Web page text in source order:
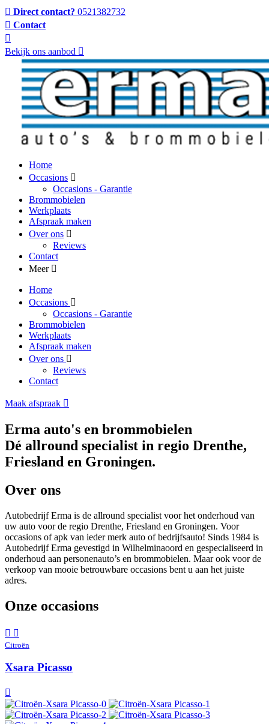
Direct contact? 0521382732
Contact
Bekijk ons aanbod
Home
Occasions
Occasions - Garantie
Brommobielen
Werkplaats
Afspraak maken
Over ons
Reviews
Contact
Meer
Home
Occasions
Occasions - Garantie
Brommobielen
Werkplaats
Afspraak maken
Over ons
Reviews
Contact
Maak afspraak
Erma auto's en brommobielen
Dé allround specialist in regio Drenthe,
Friesland en Groningen.
Over ons
Autobedrijf Erma is de allround specialist voor het onderhoud van
uw auto voor de regio Drenthe, Friesland en Groningen. Voor
occasions of apk van ieder merk auto of bedrijfsauto! Sinds 1984 is
Autobedrijf Erma gevestigd in Wilhelminaoord en gespecialiseerd in
onderhoud aan personenauto’s en brommobielen. Maar ook voor de
verkoop van mooie betrouwbare occasions bent u aan het juiste
adres.
Onze occasions
Citroën
Xsara Picasso